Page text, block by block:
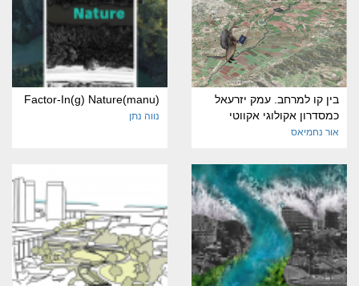
בין קו למרחב. עמק יזרעאל
כמסדרון אקולוגי אקווטי
אור נחמיאס
(manu)Factor-In(g) Nature
נווה נתן